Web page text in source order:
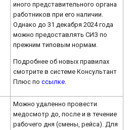
иного представительного органа
работников при его наличии.
Однако до 31 декабря 2024 года
можно предоставлять СИЗ по
прежним типовым нормам.
Подробнее об новых правилах
смотрите в системе Консультант
Плюс поссылке.
Можно удаленно провести
медосмотр до, после и в течение
рабочего дня (смены, рейса). Для